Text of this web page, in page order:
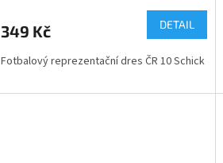
349 Kč DETAIL
Fotbalový reprezentační dres ČR 10 Schick